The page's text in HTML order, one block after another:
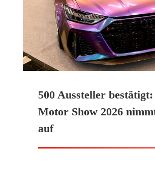
500 Aussteller bestätigt:
Motor Show 2026
auf